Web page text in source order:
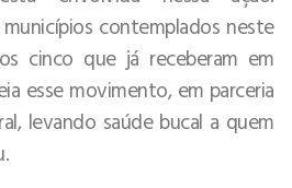
contemplados neste
cinco que já receberam em
esse movimento, em parceria
levando saúde bucal a quem